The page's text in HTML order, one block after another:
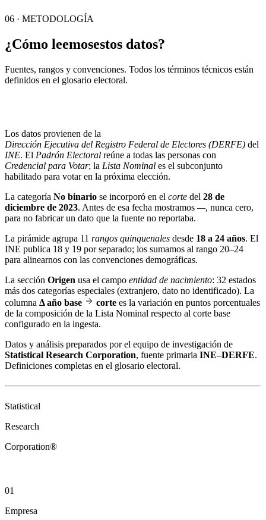
06 · METODOLOGÍA
¿Cómo leemosestos datos?
Fuentes, rangos y convenciones. Todos los términos técnicos están
definidos en el glosario electoral.
Los datos provienen de la
Dirección Ejecutiva del Registro Federal de Electores (DERFE) del
INE. El Padrón Electoral reúne a todas las personas con
Credencial para Votar; la Lista Nominal es el subconjunto
habilitado para votar en la próxima elección.
La categoría No binario se incorporó en el corte del 28 de
diciembre de 2023. Antes de esa fecha mostramos —, nunca cero,
para no fabricar un dato que la fuente no reportaba.
La pirámide agrupa 11 rangos quinquenales desde 18 a 24 años. El
INE publica 18 y 19 por separado; los sumamos al rango 20–24
para alinearnos con las convenciones demográficas.
La sección Origen usa el campo entidad de nacimiento: 32 estados
más dos categorías especiales (extranjero, dato no identificado). La
columna Δ año base corte es la variación en puntos porcentuales
de la composición de la Lista Nominal respecto al corte base
configurado en la ingesta.
Datos y análisis preparados por el equipo de investigación de
Statistical Research Corporation, fuente primaria INE–DERFE.
Definiciones completas en el glosario electoral.
Statistical
Research
Corporation®
01
Empresa